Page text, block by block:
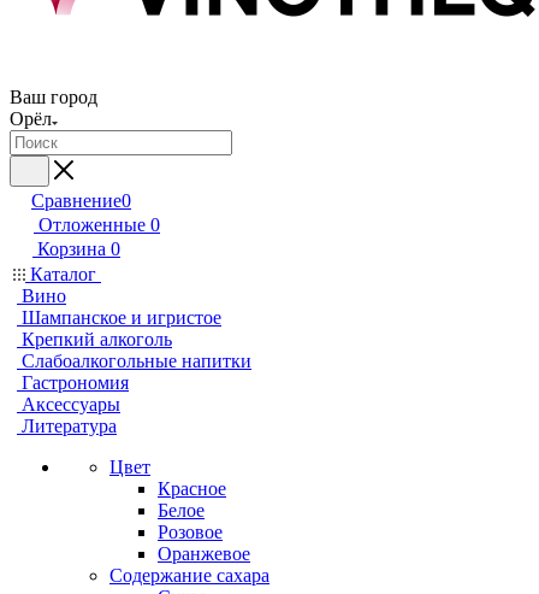
Ваш город
Орёл
Сравнение0
Отложенные 0
Корзина 0
Каталог
Вино
Шампанское и игристое
Крепкий алкоголь
Слабоалкогольные напитки
Гастрономия
Аксессуары
Литература
Цвет
Красное
Белое
Розовое
Оранжевое
Содержание сахара